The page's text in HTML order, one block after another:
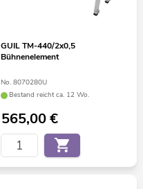
GUIL TM-440/2x0,5
Bühnenelement
No. 8070280U
Bestand reicht ca. 12 Wo.
565,00€